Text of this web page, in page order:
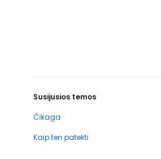
Susijusios temos
Čikaga
Kaip ten patekti